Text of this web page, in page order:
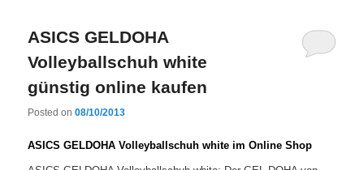
ASICS GELDOHA
Volleyballschuh white
günstig online kaufen
Posted on08/10/2013
ASICS GELDOHA Volleyballschuh white im Online Shop